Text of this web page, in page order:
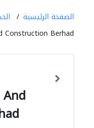
الصفحة الرئيسية
Construction Berhad